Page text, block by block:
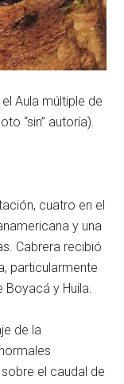
Aula múltiple de
“sin” autoría).
cuatro en el
y una
Cabrera recibió
particularmente
Boyacá y Huila.
de la
el caudal de